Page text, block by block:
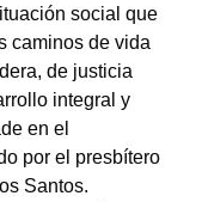
social que
caminos de vida
de justicia
integral y
en el
por el presbítero
Santos.